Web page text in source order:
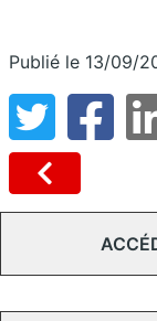
Publié le 13/09/